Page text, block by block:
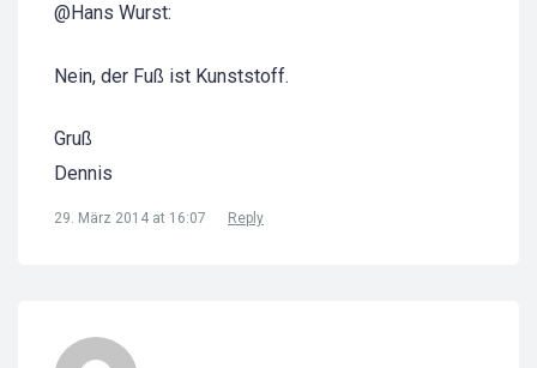
@Hans Wurst:
Nein, der Fuß ist Kunststoff.
Gruß
Dennis
29. März 2014 at 16:07 Reply